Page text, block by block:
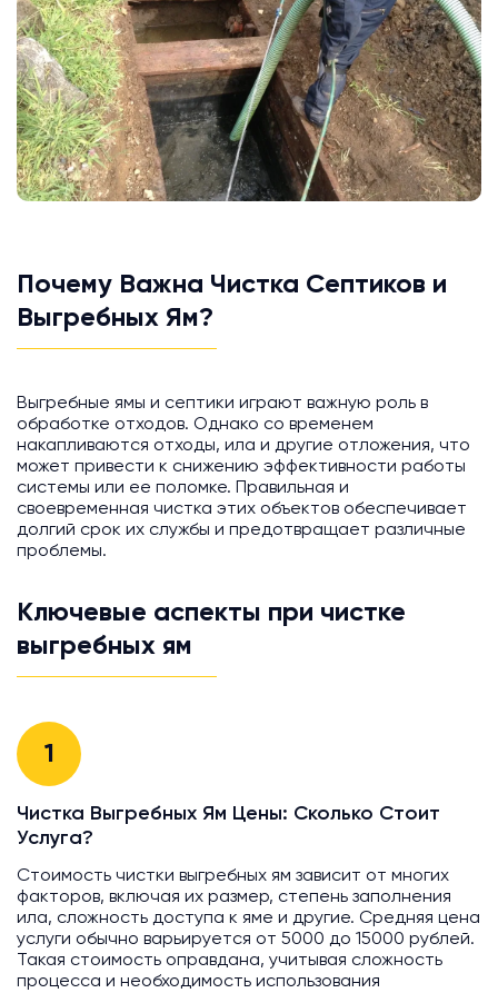
Почему Важна Чистка Септиков и
Выгребных Ям?
Выгребные ямы и септики играют важную роль в
обработке отходов. Однако со временем
накапливаются отходы, ила и другие отложения, что
может привести к снижению эффективности работы
системы или ее поломке. Правильная и
своевременная чистка этих объектов обеспечивает
долгий срок их службы и предотвращает различные
проблемы.
Ключевые аспекты при чистке
выгребных ям
1
Чистка Выгребных Ям Цены: Сколько Стоит
Услуга?
Стоимость чистки выгребных ям зависит от многих
факторов, включая их размер, степень заполнения
ила, сложность доступа к яме и другие. Средняя цена
услуги обычно варьируется от 5000 до 15000 рублей.
Такая стоимость оправдана, учитывая сложность
процесса и необходимость использования